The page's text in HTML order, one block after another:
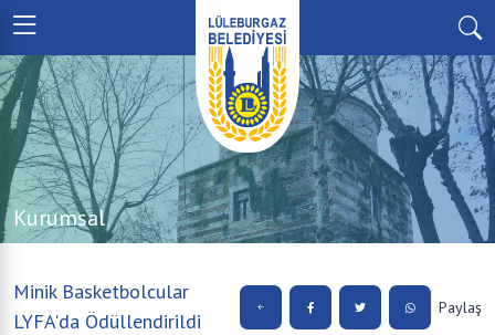
Kurumsal
Minik Basketbolcular
LYFA'da Ödüllendirildi
Paylaş